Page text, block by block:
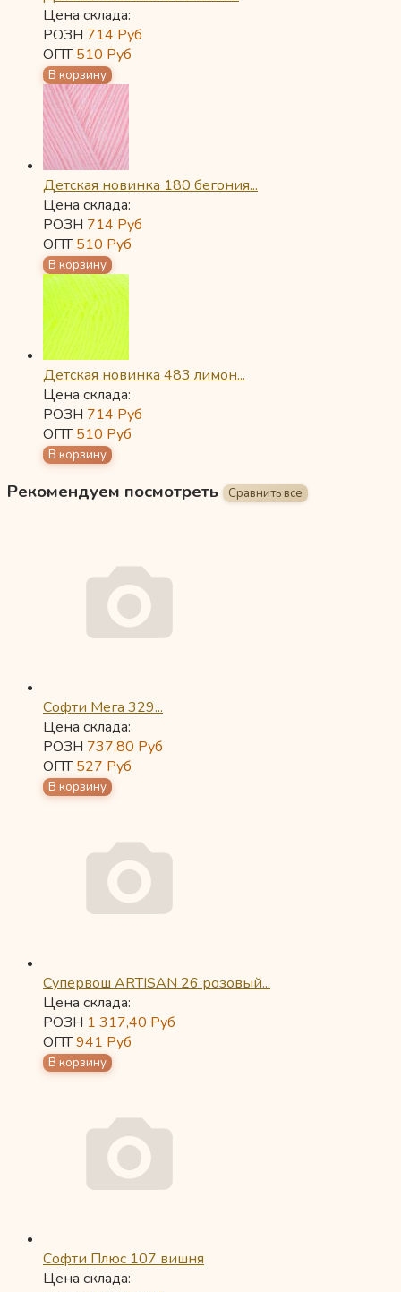
Цена склада:
РОЗН 714 Руб
ОПТ510 Руб
Детская новинка 180 бегония...
Цена склада:
РОЗН 714 Руб
ОПТ510 Руб
Детская новинка 483 лимон...
Цена склада:
РОЗН 714 Руб
ОПТ510 Руб
Рекомендуем посмотреть
Софти Мега 329...
Цена склада:
РОЗН 737,80 Руб
ОПТ527 Руб
Супервош ARTISAN 26 розовый...
Цена склада:
РОЗН 1 317,40 Руб
ОПТ941 Руб
Софти Плюс 107 вишня
Цена склада: